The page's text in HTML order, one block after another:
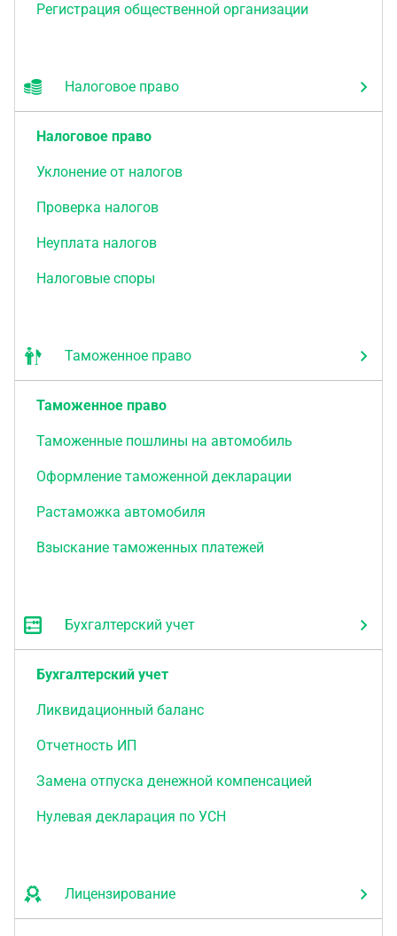
Регистрация общественной организации
Налоговое право
Налоговое право
Уклонение от налогов
Проверка налогов
Неуплата налогов
Налоговые споры
Таможенное право
Таможенное право
Таможенные пошлины на автомобиль
Оформление таможенной декларации
Растаможка автомобиля
Взыскание таможенных платежей
Бухгалтерский учет
Бухгалтерский учет
Ликвидационный баланс
Отчетность ИП
Замена отпуска денежной компенсацией
Нулевая декларация по УСН
Лицензирование